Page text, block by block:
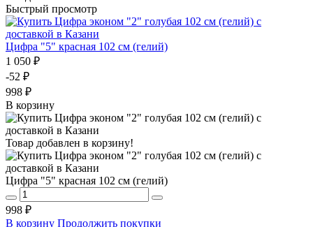
Быстрый просмотр
Цифра "5" красная 102 см (гелий)
1 050 ₽
-52 ₽
998 ₽
В корзину
Товар добавлен в корзину!
Цифра "5" красная 102 см (гелий)
998 ₽
В корзину Продолжить покупки